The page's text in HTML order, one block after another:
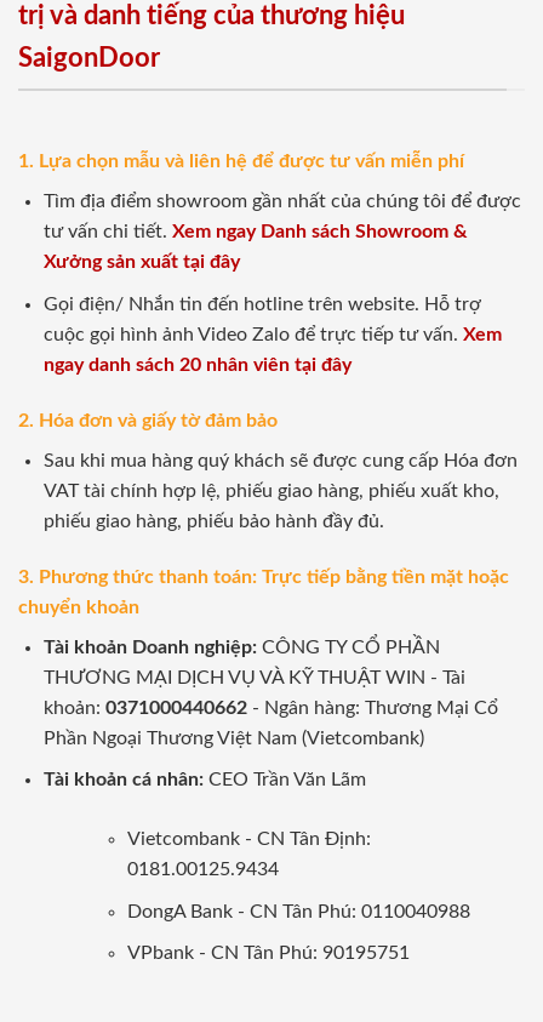
trị và danh tiếng của thương hiệu
SaigonDoor
1. Lựa chọn mẫu và liên hệ để được tư vấn miễn phí
Tìm địa điểm showroom gần nhất của chúng tôi để được
tư vấn chi tiết. Xem ngay Danh sách Showroom &
Xưởng sản xuất tại đây
Gọi điện/ Nhắn tin đến hotline trên website. Hỗ trợ
cuộc gọi hình ảnh Video Zalo để trực tiếp tư vấn. Xem
ngay danh sách 20 nhân viên tại đây
2. Hóa đơn và giấy tờ đảm bảo
Sau khi mua hàng quý khách sẽ được cung cấp Hóa đơn
VAT tài chính hợp lệ, phiếu giao hàng, phiếu xuất kho,
phiếu giao hàng, phiếu bảo hành đầy đủ.
3. Phương thức thanh toán: Trực tiếp bằng tiền mặt hoặc
chuyển khoản
Tài khoản Doanh nghiệp:CÔNG TY CỔ PHẦN
THƯƠNG MẠI DỊCH VỤ VÀ KỸ THUẬT WIN - Tài
khoản: 0371000440662- Ngân hàng: Thương Mại Cổ
Phần Ngoại Thương Việt Nam (Vietcombank)
Tài khoản cá nhân: CEO Trần Văn Lãm
Vietcombank - CN Tân Định:
0181.00125.9434
DongA Bank - CN Tân Phú: 0110040988
VPbank - CN Tân Phú: 90195751